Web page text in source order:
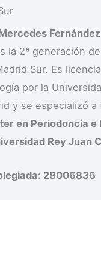
la 2ª generación
Sur. Es
por la
y se especializó a
en Periodoncia e
Rey Juan
28006836